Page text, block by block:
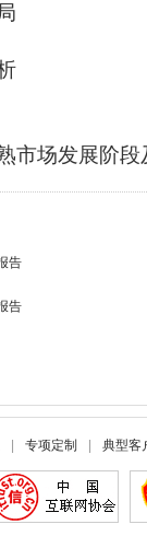
市场发展阶段
告
告
专项定制 典型客